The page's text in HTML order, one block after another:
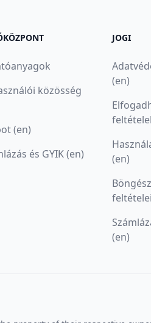
közösség
(en)
és GYIK (en)
JOGI
(en)
(en)
(en)